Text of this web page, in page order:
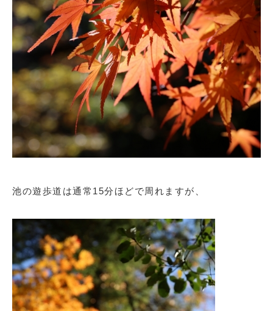
池の遊歩道は通常15分ほどで周れますが、